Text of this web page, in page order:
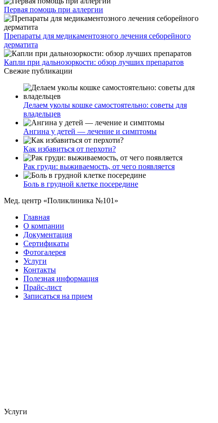
Первая помощь при аллергии
Препараты для медикаментозного лечения себорейного
дерматита
Капли при дальнозоркости: обзор лучших препаратов
Свежие публикации
Делаем уколы кошке самостоятельно: советы для
владельцев
Ангина у детей — лечение и симптомы
Как избавиться от перхоти?
Рак груди: выживаемость, от чего появляется
Боль в грудной клетке посередине
Мед. центр «Поликлиника №101»
Главная
О компании
Документация
Сертификаты
Фотогалерея
Услуги
Контакты
Полезная информация
Прайс-лист
Записаться на прием
Услуги